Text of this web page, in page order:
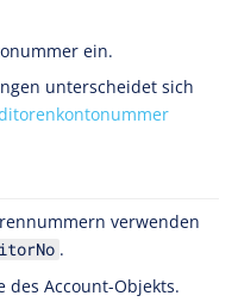
ein.
unterscheidet sich
verwenden
.
des Account-Objekts.